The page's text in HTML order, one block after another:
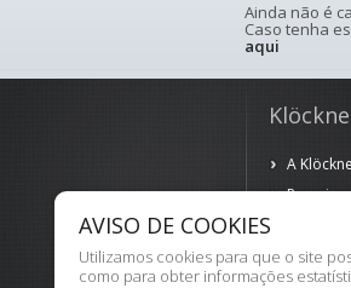
Ainda não é
Caso tenha
aqui
A
Parceiros
Termos
AVISO DE COOKIES
Utilizamos cookies para que o site
como para obter informações